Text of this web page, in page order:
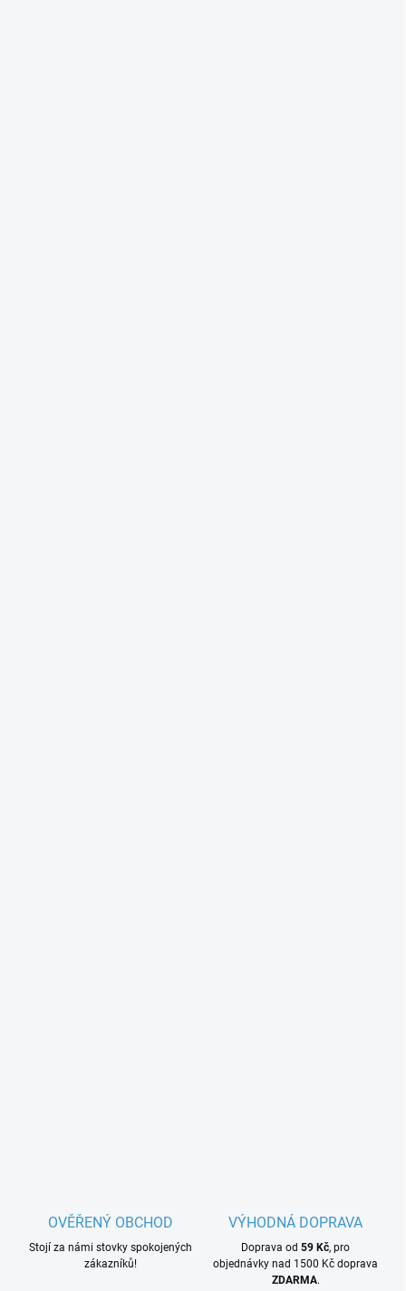
OVĚŘENÝ OBCHOD
Stojí za námi stovky spokojených
zákazníků!
VÝHODNÁ DOPRAVA
Doprava od 59 Kč, pro
objednávky nad 1500 Kč doprava
ZDARMA.